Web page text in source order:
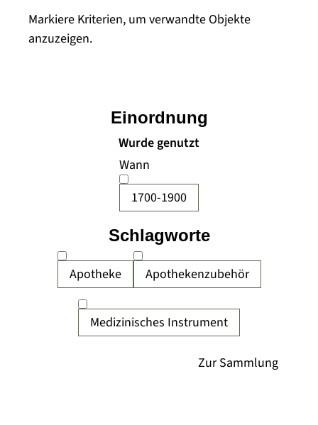
Markiere Kriterien, um verwandte Objekte
anzuzeigen.
Wurde genutzt
Wann
1700-1900
Apotheke Apothekenzubehör
Medizinisches Instrument
Einordnung
Schlagworte